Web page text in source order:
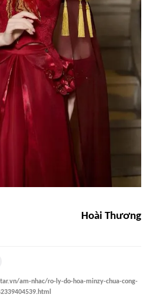
Hoài Thương
am-nhac/ro-ly-do-hoa-minzy-chua-cong-